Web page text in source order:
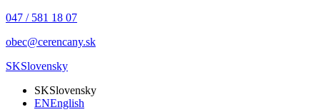
047 / 581 18 07
obec@cerencany.sk
SKSlovensky
SKSlovensky
ENEnglish